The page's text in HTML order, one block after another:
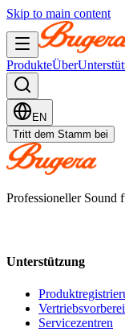
Skip to main content
ProdukteÜber
EN
Tritt dem Stamm bei
Professioneller Sound
Unterstützung
Servicezentren